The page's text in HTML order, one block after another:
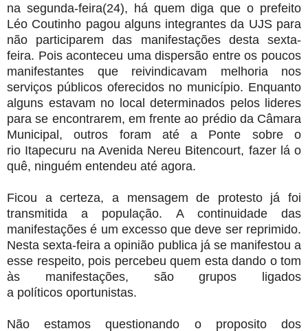
na segunda-feira(24), há quem diga que o prefeito
Léo Coutinho pagou alguns integrantes da UJS para
não participarem das manifestações desta sexta-
feira. Pois aconteceu uma dispersão entre os poucos
manifestantes que reivindicavam melhoria nos
serviços públicos oferecidos no município. Enquanto
alguns estavam no local determinados pelos lideres
para se encontrarem, em frente ao prédio da Câmara
Municipal, outros foram até a Ponte sobre o
rio Itapecuru na Avenida Nereu Bitencourt, fazer lá o
quê, ninguém entendeu até agora.
Ficou a certeza, a mensagem de protesto já foi
transmitida a população. A continuidade das
manifestações é um excesso que deve ser reprimido.
Nesta sexta-feira a opinião publica já se manifestou a
esse respeito, pois percebeu quem esta dando o tom
às manifestações, são grupos ligados
a políticos oportunistas.
Não estamos questionando o proposito dos